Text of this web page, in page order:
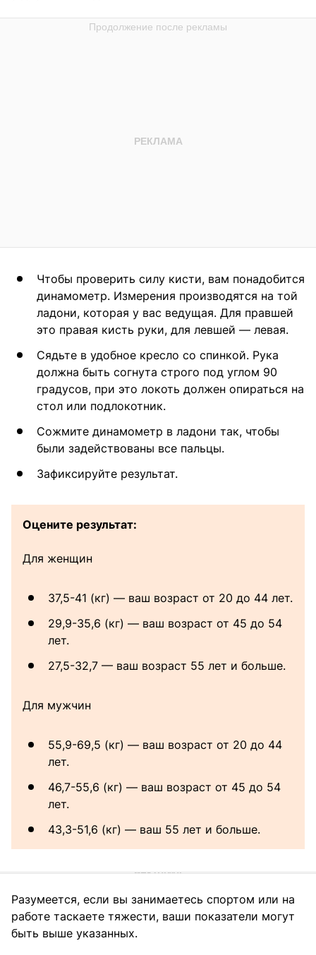
Чтобы проверить силу кисти, вам понадобится
динамометр. Измерения производятся на той
ладони, которая у вас ведущая. Для правшей
это правая кисть руки, для левшей — левая.
Сядьте в удобное кресло со спинкой. Рука
должна быть согнута строго под углом 90
градусов, при это локоть должен опираться на
стол или подлокотник.
Сожмите динамометр в ладони так, чтобы
были задействованы все пальцы.
Зафиксируйте результат.
Оцените результат:
Для женщин
37,5-41 (кг) — ваш возраст от 20 до 44 лет.
29,9-35,6 (кг) — ваш возраст от 45 до 54
лет.
27,5-32,7 — ваш возраст 55 лет и больше.
Для мужчин
55,9-69,5 (кг) — ваш возраст от 20 до 44
лет.
46,7-55,6 (кг) — ваш возраст от 45 до 54
лет.
43,3-51,6 (кг) — ваш 55 лет и больше.
Разумеется, если вы занимаетесь спортом или на
работе таскаете тяжести, ваши показатели могут
быть выше указанных.